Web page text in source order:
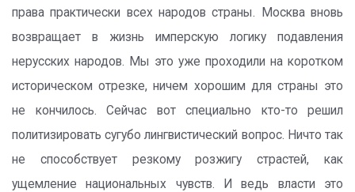
права практически всех народов страны. Москва вновь
возвращает в жизнь имперскую логику подавления
нерусских народов. Мы это уже проходили на коротком
историческом отрезке, ничем хорошим для страны это
не кончилось. Сейчас вот специально кто-то решил
политизировать сугубо лингвистический вопрос. Ничто так
не способствует резкому розжигу страстей, как
ущемление национальных чувств. И ведь власти это